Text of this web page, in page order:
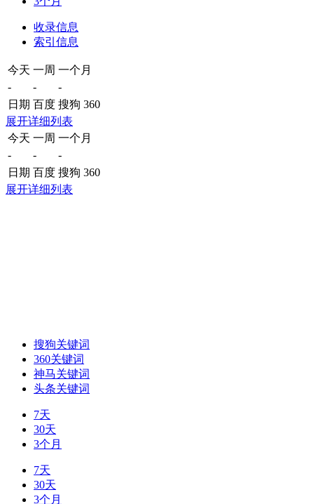
收录信息
索引信息
今天 一周 一个月
-
-
-
日期 百度 搜狗 360
展开详细列表
今天 一周 一个月
-
-
-
日期 百度 搜狗 360
展开详细列表
搜狗关键词
360关键词
神马关键词
头条关键词
7天
30天
3个月
7天
30天
3个月